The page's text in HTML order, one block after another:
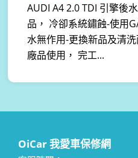
AUDI A4 2.0 TDI 引擎後
品， 冷卻系統鏽蝕-使用
水無作用-更換新品及清
廠品使用， 完工...
OiCar 我愛車保修網